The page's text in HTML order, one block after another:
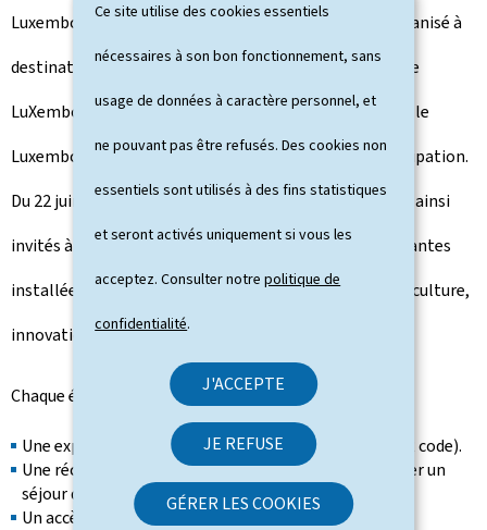
Ce site utilise des cookies essentiels
nécessaires à son bon fonctionnement, sans
usage de données à caractère personnel, et
ne pouvant pas être refusés. Des cookies non
essentiels sont utilisés à des fins statistiques
et seront activés uniquement si vous les
acceptez. Consulter notrepolitique de
confidentialité.
J'ACCEPTE
JE REFUSE
GÉRER LES COOKIES
Luxembourg et à l'international, un jeu estival est organisé à
destination aussi bien des résidents que des visiteurs: le
LuXembourg10-Letter Challenge, pour faire découvrir le
Luxembourg par l'expérience, la rencontre et la participation.
Du 22 juin au 22 septembre 2026, petits et grands sont ainsi
invités à parcourir le pays pour retrouver 10 lettres géantes
installées dans des lieux emblématiques (patrimoine, culture,
innovation, nature, viticulture).
Chaque étape offre:
Une expérience immersive (réalité augmentée via QR code).
Une récompense instantanée et une chance de gagner un
séjour de 800 euros (tirage au sort final).
Un accès gratuit grâce aux transports publics.